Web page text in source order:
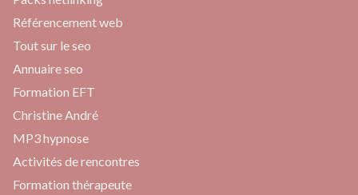
Référencement web
Tout sur le seo
Annuaire seo
Formation EFT
Christine André
MP3 hypnose
Activités de rencontres
Formation thérapeute